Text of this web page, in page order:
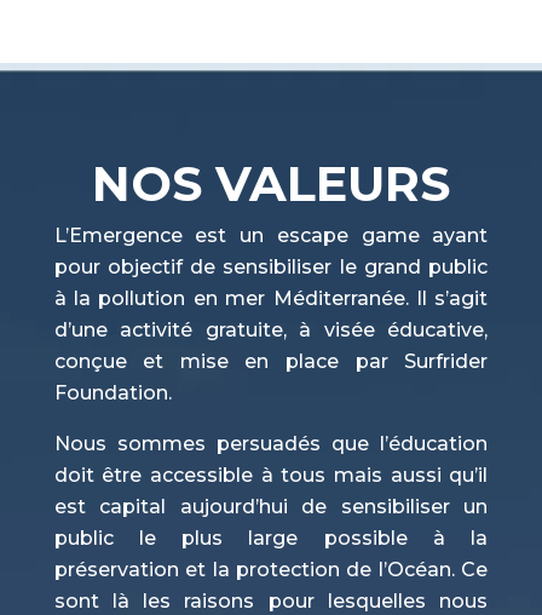
NOS VALEURS
L’Emergence est un escape game ayant
pour objectif de sensibiliser le grand public
à la pollution en mer Méditerranée. Il s’agit
d’une activité gratuite, à visée éducative,
conçue et mise en place par Surfrider
Foundation.
Nous sommes persuadés que l’éducation
doit être accessible à tous mais aussi qu’il
est capital aujourd’hui de sensibiliser un
public le plus large possible à la
préservation et la protection de l’Océan. Ce
sont là les raisons pour lesquelles nous